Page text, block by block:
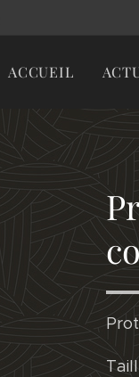
ACCUEIL